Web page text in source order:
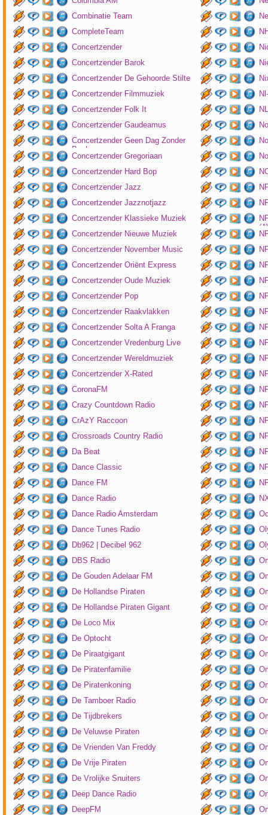
Combinatie Team
CompleteTeam
Concertzender
Concertzender Barok
Concertzender De Gehoorde Stilte
Concertzender Filmmuziek
Concertzender Folk It
Concertzender Gaudeamus
Concertzender Geen Dag Zonder
Bach
Concertzender Gregoriaan
Concertzender Hard Bop
Concertzender Jazz
Concertzender Jazznotjazz
Concertzender Klassieke Muziek
Concertzender Nieuwe Muziek
Concertzender November Music
Concertzender Oriënt Express
Concertzender Oude Muziek
Concertzender Pop
Concertzender Raakvlakken
Concertzender Solta A Franga
Concertzender Vredenburg Live
Concertzender Wereldmuziek
Concertzender X-Rated
CoronaFM
Crazy Countdown Radio
CrAzY Raccoon
Crossroads Country Radio
Da Beat
Dance Classic
Dance FM
Dance Radio
Dance Radio Amsterdam
Dance Tunes Radio
Db962 | Decibel 962
DBS Radio
De Gouden Adelaar FM
De Hollandse Piraten
De Hollandse Piraten Gigant
De Loco Mix
De Optocht
De Piraatgigant
De Piratenfamilie
De Piratenkoning
De Tamboer Radio
De Tijdbrekers
De Veluwse Piraten
De Vrienden Van Freddy
De Vrije Piraten
De Vrolijke Snuiters
Deep Dance Radio
DeepFM